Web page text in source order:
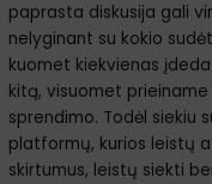
paprasta diskusija gali
nelyginant su kokio
kuomet kiekvienas
kitą, visuomet
sprendimo. Todėl siekiu
platformų, kurios leistų
skirtumus, leistų siekti